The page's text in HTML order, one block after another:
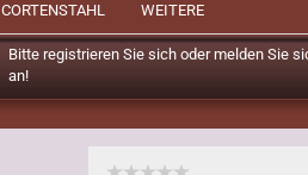
Bitte registrieren Sie sich oder melden Sie
an!
CORTENSTAHL WEITERE